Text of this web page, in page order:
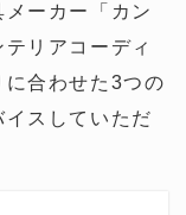
ーカー「カン
リアコーディ
合わせた3つの
スしていただ